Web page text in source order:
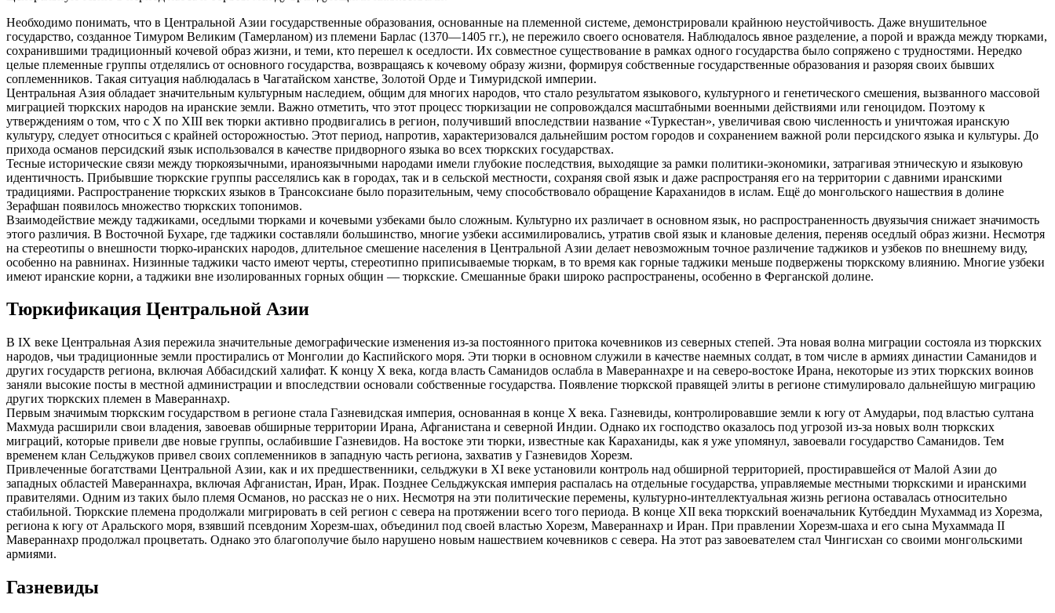
Необходимо понимать, что в Центральной Азии государственные образования, основанные на племенной системе, демонстрировали крайнюю неустойчивость. Даже внушительное
государство, созданное Тимуром Великим (Тамерланом) из племени Барлас (1370—1405 гг.), не пережило своего основателя. Наблюдалось явное разделение, а порой и вражда между тюрками,
сохранившими традиционный кочевой образ жизни, и теми, кто перешел к оседлости. Их совместное существование в рамках одного государства было сопряжено с трудностями. Нередко
целые племенные группы отделялись от основного государства, возвращаясь к кочевому образу жизни, формируя собственные государственные образования и разоряя своих бывших
соплеменников. Такая ситуация наблюдалась в Чагатайском ханстве, Золотой Орде и Тимуридской империи.
Центральная Азия обладает значительным культурным наследием, общим для многих народов, что стало результатом языкового, культурного и генетического смешения, вызванного массовой
миграцией тюркских народов на иранские земли. Важно отметить, что этот процесс тюркизации не сопровождался масштабными военными действиями или геноцидом. Поэтому к
утверждениям о том, что с X по XIII век тюрки активно продвигались в регион, получивший впоследствии название «Туркестан», увеличивая свою численность и уничтожая иранскую
культуру, следует относиться с крайней осторожностью. Этот период, напротив, характеризовался дальнейшим ростом городов и сохранением важной роли персидского языка и культуры. До
прихода османов персидский язык использовался в качестве придворного языка во всех тюркских государствах.
Тесные исторические связи между тюркоязычными, ираноязычными народами имели глубокие последствия, выходящие за рамки политики-экономики, затрагивая этническую и языковую
идентичность. Прибывшие тюркские группы расселялись как в городах, так и в сельской местности, сохраняя свой язык и даже распространяя его на территории с давними иранскими
традициями. Распространение тюркских языков в Трансоксиане было поразительным, чему способствовало обращение Караханидов в ислам. Ещё до монгольского нашествия в долине
Зерафшан появилось множество тюркских топонимов.
Взаимодействие между таджиками, оседлыми тюрками и кочевыми узбеками было сложным. Культурно их различает в основном язык, но распространенность двуязычия снижает значимость
этого различия. В Восточной Бухаре, где таджики составляли большинство, многие узбеки ассимилировались, утратив свой язык и клановые деления, переняв оседлый образ жизни. Несмотря
на стереотипы о внешности тюрко-иранских народов, длительное смешение населения в Центральной Азии делает невозможным точное различение таджиков и узбеков по внешнему виду,
особенно на равнинах. Низинные таджики часто имеют черты, стереотипно приписываемые тюркам, в то время как горные таджики меньше подвержены тюркскому влиянию. Многие узбеки
имеют иранские корни, а таджики вне изолированных горных общин — тюркские. Смешанные браки широко распространены, особенно в Ферганской долине.
Тюркификация Центральной Азии
В IX веке Центральная Азия пережила значительные демографические изменения из-за постоянного притока кочевников из северных степей. Эта новая волна миграции состояла из тюркских
народов, чьи традиционные земли простирались от Монголии до Каспийского моря. Эти тюрки в основном служили в качестве наемных солдат, в том числе в армиях династии Саманидов и
других государств региона, включая Аббасидский халифат. К концу X века, когда власть Саманидов ослабла в Мавераннахре и на северо-востоке Ирана, некоторые из этих тюркских воинов
заняли высокие посты в местной администрации и впоследствии основали собственные государства. Появление тюркской правящей элиты в регионе стимулировало дальнейшую миграцию
других тюркских племен в Мавераннахр.
Первым значимым тюркским государством в регионе стала Газневидская империя, основанная в конце X века. Газневиды, контролировавшие земли к югу от Амударьи, под властью султана
Махмуда расширили свои владения, завоевав обширные территории Ирана, Афганистана и северной Индии. Однако их господство оказалось под угрозой из-за новых волн тюркских
миграций, которые привели две новые группы, ослабившие Газневидов. На востоке эти тюрки, известные как Караханиды, как я уже упомянул, завоевали государство Саманидов. Тем
временем клан Сельджуков привел своих соплеменников в западную часть региона, захватив у Газневидов Хорезм.
Привлеченные богатствами Центральной Азии, как и их предшественники, сельджуки в XI веке установили контроль над обширной территорией, простиравшейся от Малой Азии до
западных областей Мавераннахра, включая Афганистан, Иран, Ирак. Позднее Сельджукская империя распалась на отдельные государства, управляемые местными тюркскими и иранскими
правителями. Одним из таких было племя Османов, но рассказ не о них. Несмотря на эти политические перемены, культурно-интеллектуальная жизнь региона оставалась относительно
стабильной. Тюркские племена продолжали мигрировать в сей регион с севера на протяжении всего того периода. В конце XII века тюркский военачальник Кутбеддин Мухаммад из Хорезма,
региона к югу от Аральского моря, взявший псевдоним Хорезм-шах, объединил под своей властью Хорезм, Мавераннахр и Иран. При правлении Хорезм-шаха и его сына Мухаммада II
Мавераннахр продолжал процветать. Однако это благополучие было нарушено новым нашествием кочевников с севера. На этот раз завоевателем стал Чингисхан со своими монгольскими
армиями.
Газневиды